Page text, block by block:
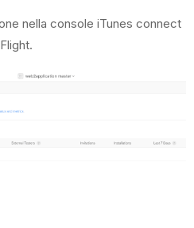
nella console iTunes connect